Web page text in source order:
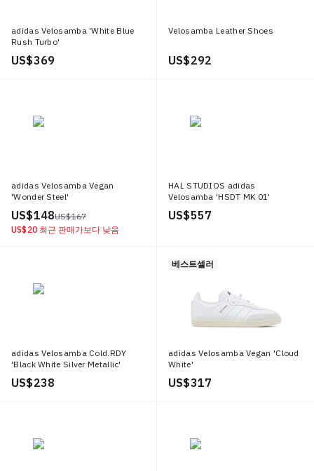
adidas Velosamba 'White Blue
Rush Turbo'
US$ 369
Velosamba Leather Shoes
US$ 292
adidas Velosamba Vegan
'Wonder Steel'
US$ 148US$ 167
US$ 20 최근 판매가보다 낮음
HAL STUDIOS adidas
Velosamba 'HSDT MK 01'
US$ 557
adidas Velosamba Cold.RDY
'Black White Silver Metallic'
US$ 238
베스트셀러
adidas Velosamba Vegan 'Cloud
White'
US$ 317